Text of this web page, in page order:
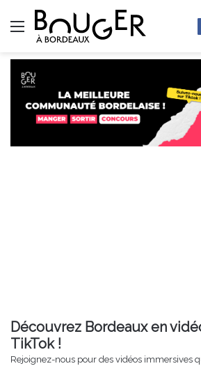
Menu
Découvrez Bordeaux en
TikTok !
Rejoignez-nous pour des vidéos immersives